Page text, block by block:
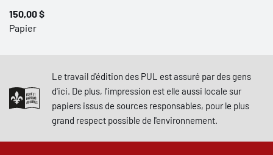
150,00 $
Papier
Le travail d'édition des PUL est assuré par des gens
d'ici. De plus, l'impression est elle aussi locale sur
papiers issus de sources responsables, pour le plus
grand respect possible de l'environnement.